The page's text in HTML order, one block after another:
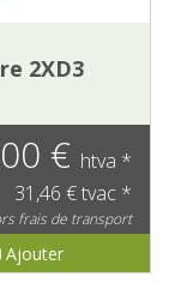
2XD3
€ htva *
31,46 € tvac *
frais de transport
Ajouter